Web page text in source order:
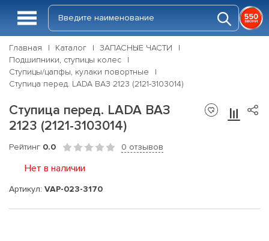
Главная Каталог
ЗАПАСНЫЕ ЧАСТИ
Подшипники, ступицы колес
Ступицы/цапфы, кулаки повортные
Ступица перед. LADA ВАЗ 2123 (2121-3103014)
Ступица перед. LADA ВАЗ
2123 (2121-3103014)
Рейтинг 0.0 0 отзывов
Нет в наличии
Артикул: VAP-023-3170